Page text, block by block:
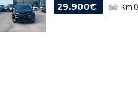
29.900€
Km 0